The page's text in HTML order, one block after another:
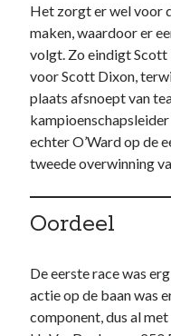
Het zorgt er wel voor
maken, waardoor er
volgt. Zo eindigt Scott
voor Scott Dixon,
plaats afsnoept van
echter O’Ward op de
tweede overwinning
Oordeel
De eerste race was
actie op de baan was
component, dus al met